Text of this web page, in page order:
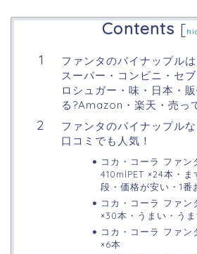
Contents [
ファンタのパイナップル
スーパー・コンビニ・セ
ロシュガー・味・日本・
る?Amazon・楽天・売っ
ファンタのパイナップル
口コミでも人気！
コカ・コーラ ファン
410mlPET ×24本・ま
段・価格が安い・1番
コカ・コーラ ファ
×30本・うまい・う
コカ・コーラ ファン
×6本